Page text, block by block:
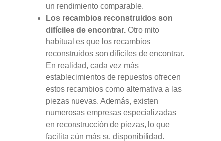
un rendimiento comparable.
Los recambios reconstruidos son
difíciles de encontrar.Otro mito
habitual es que los recambios
reconstruidos son difíciles de encontrar.
En realidad, cada vez más
establecimientos de repuestos ofrecen
estos recambios como alternativa a las
piezas nuevas. Además, existen
numerosas empresas especializadas
en reconstrucción de piezas, lo que
facilita aún más su disponibilidad.